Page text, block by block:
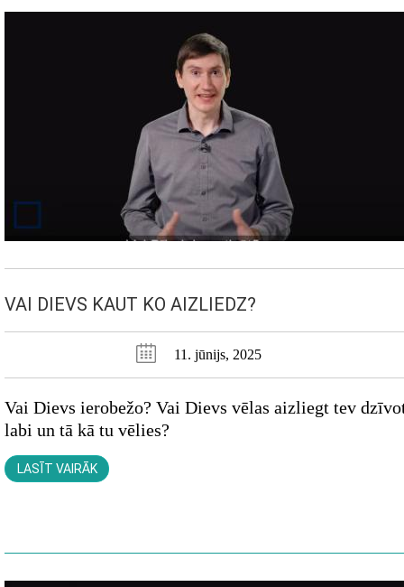
VAI DIEVS KAUT KO AIZLIEDZ?
11. jūnijs, 2025
Vai Dievs ierobežo? Vai Dievs vēlas aizliegt tev
labi un tā kā tu vēlies?
LASĪT VAIRĀK